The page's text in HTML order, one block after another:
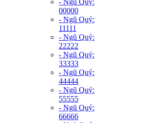
00000
- Ngũ Quý:
11111
- Ngũ Quý:
22222
- Ngũ Quý:
33333
- Ngũ Quý:
44444
- Ngũ Quý:
55555
- Ngũ Quý:
66666